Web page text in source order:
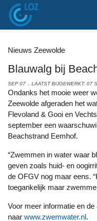
Nieuws Zeewolde
Blauwalg bij
SEP 07 LAATST BIJGEWERKT: 07
Ondanks het mooie weer wordt bezoekers van Beachstrand
Zeewolde afgeraden het
Flevoland & Gooi en
september een
Beachstrand Eemhof.
“Zwemmen in water waar blauwalg aanwezig is, kan klachten
geven zoals huid- en
de OFGV nog maar eens.
toegankelijk maar
Voor meer informatie en de actuele meldingen wordt verwezen
naar www.zwemwater.nl.